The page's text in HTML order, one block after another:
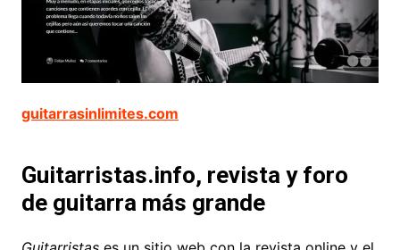
guitarrasinlimites.com
Guitarristas.info, revista y foro
de guitarra más grande